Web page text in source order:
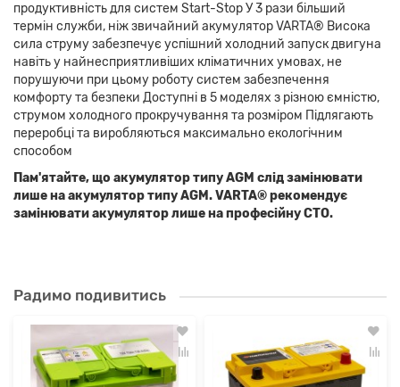
продуктивність для систем Start-Stop У 3 рази більший
термін служби, ніж звичайний акумулятор VARTA® Висока
сила струму забезпечує успішний холодний запуск двигуна
навіть у найнесприятливіших кліматичних умовах, не
порушуючи при цьому роботу систем забезпечення
комфорту та безпеки Доступні в 5 моделях з різною ємністю,
струмом холодного прокручування та розміром Підлягають
переробці та виробляються максимально екологічним
способом
Пам'ятайте, що акумулятор типу AGM слід замінювати
лише на акумулятор типу AGM. VARTA® рекомендує
замінювати акумулятор лише на професійну СТО.
Радимо подивитись